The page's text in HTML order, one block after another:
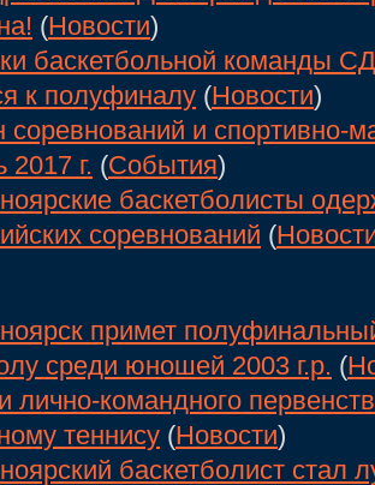
(Новости)
баскетбольной команды
к полуфиналу (Новости)
соревнований и спортивно-
г. (События)
баскетболисты
соревнований (
примет
среди юношей 2003 г.р. (
лично-командного
теннису (Новости)
баскетболист